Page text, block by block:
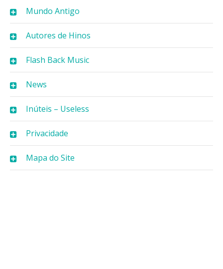
Mundo Antigo
Autores de Hinos
Flash Back Music
News
Inúteis – Useless
Privacidade
Mapa do Site